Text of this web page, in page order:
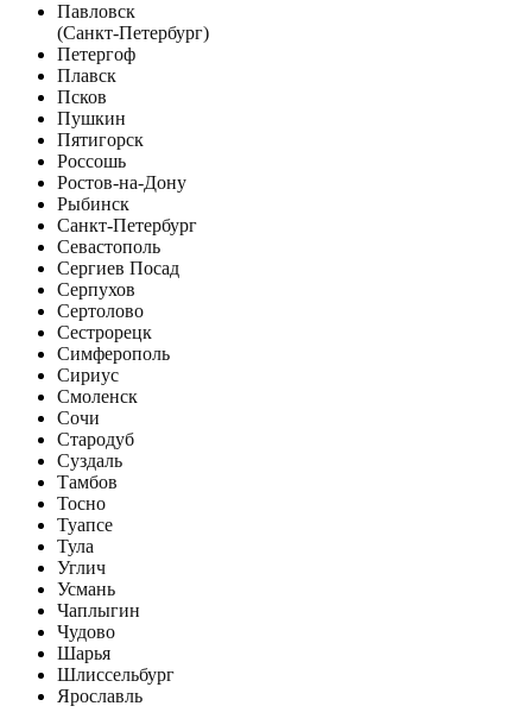
Павловск
(Санкт-Петербург)
Петергоф
Плавск
Псков
Пушкин
Пятигорск
Россошь
Ростов-на-Дону
Рыбинск
Санкт-Петербург
Севастополь
Сергиев Посад
Серпухов
Сертолово
Сестрорецк
Симферополь
Сириус
Смоленск
Сочи
Стародуб
Суздаль
Тамбов
Тосно
Туапсе
Тула
Углич
Усмань
Чаплыгин
Чудово
Шарья
Шлиссельбург
Ярославль